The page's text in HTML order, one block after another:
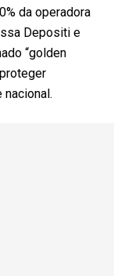
da operadora
Depositi e
“golden
nacional.